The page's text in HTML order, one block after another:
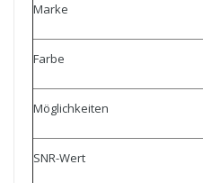
Marke
Farbe
Möglichkeiten
SNR-Wert